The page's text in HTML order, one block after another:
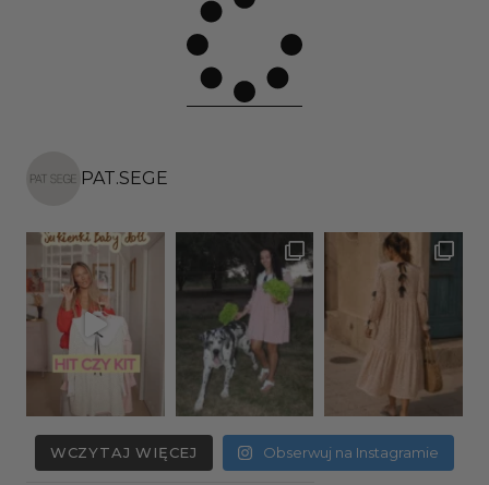
PAT.SEGE
WCZYTAJ WIĘCEJ Obserwuj na Instagramie